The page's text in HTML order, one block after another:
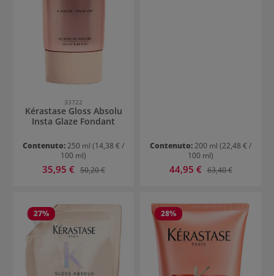
33722
Kérastase Gloss Absolu
Insta Glaze Fondant
Contenuto:250 ml (14,38 € /
100 ml)
Prezzo di vendita:
35,95 € Prezzo normale:
50,20 €
Contenuto:200 ml (22,48 € /
100 ml)
Prezzo di vendita:
44,95 € Prezzo normale:
63,40 €
27% 28%